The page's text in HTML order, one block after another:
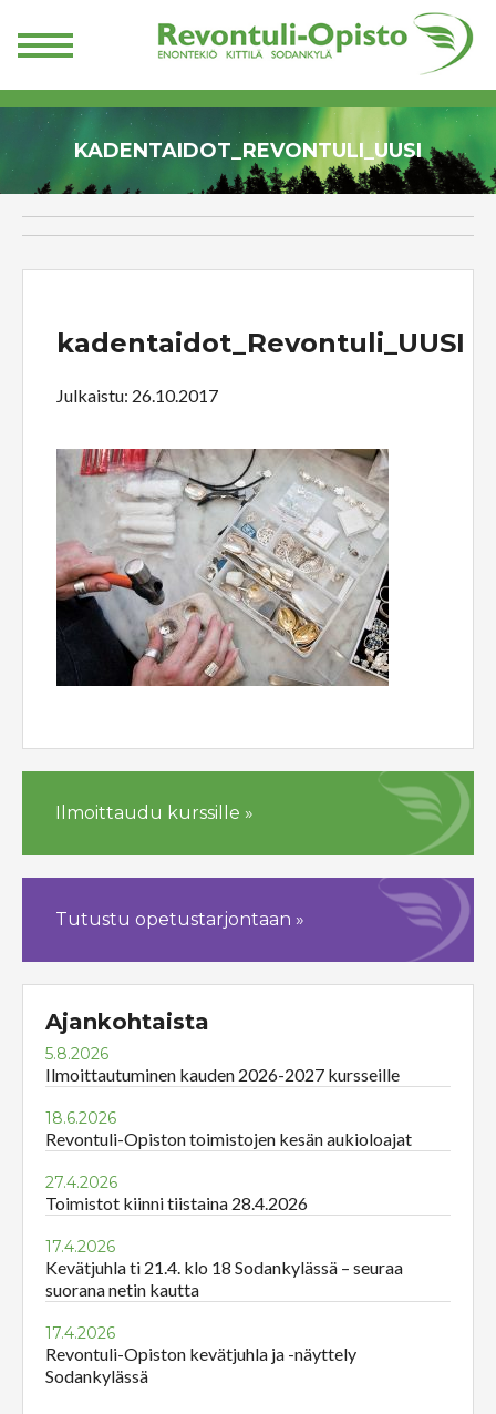
KADENTAIDOT_REVONTULI_UUSI
kadentaidot_Revontuli_UUSI
Julkaistu: 26.10.2017
Ilmoittaudu kurssille »
Tutustu opetustarjontaan »
Ajankohtaista
5.8.2026
Ilmoittautuminen kauden 2026-2027 kursseille
18.6.2026
Revontuli-Opiston toimistojen kesän aukioloajat
27.4.2026
Toimistot kiinni tiistaina 28.4.2026
17.4.2026
Kevätjuhla ti 21.4. klo 18 Sodankylässä – seuraa
suorana netin kautta
17.4.2026
Revontuli-Opiston kevätjuhla ja -näyttely
Sodankylässä